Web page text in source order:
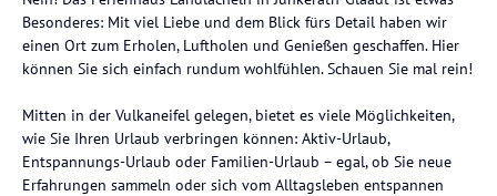
Besonderes: Mit viel Liebe und dem Blick fürs Detail haben wir
einen Ort zum Erholen, Luftholen und Genießen geschaffen. Hier
können Sie sich einfach rundum wohlfühlen. Schauen Sie mal rein!
Mitten in der Vulkaneifel gelegen, bietet es viele Möglichkeiten,
wie Sie Ihren Urlaub verbringen können: Aktiv-Urlaub,
Entspannungs-Urlaub oder Familien-Urlaub – egal, ob Sie neue
Erfahrungen sammeln oder sich vom Alltagsleben entspannen